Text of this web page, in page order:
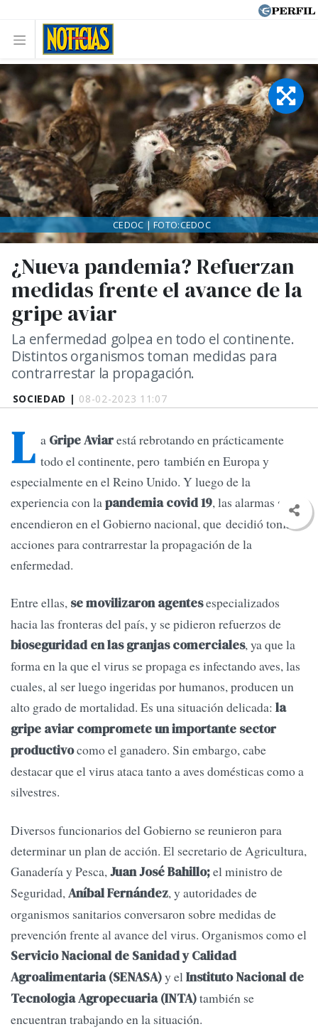
SOCIEDAD | 08-02-2023 11:07
¿Nueva pandemia? Refuerzan
medidas frente el avance de la
gripe aviar
La enfermedad golpea en todo el continente.
Distintos organismos toman medidas para
contrarrestar la propagación.
CEDOC | FOTO:CEDOC
L a Gripe Aviarestá rebrotando en prácticamente
todo el continente, pero también en Europa y
especialmente en el Reino Unido. Y luego de la
experiencia con lapandemia covid 19, las alarmas se
encendieron en el Gobierno nacional, que decidió tomar
acciones para contrarrestar la propagación de la
enfermedad.
Entre ellas, se movilizaron agentesespecializados
hacia las fronteras del país, y se pidieron refuerzos de
bioseguridad en las granjas comerciales, ya que la
forma en la que el virus se propaga es infectando aves, las
cuales, al ser luego ingeridas por humanos, producen un
alto grado de mortalidad. Es una situación delicada: la
gripe aviar compromete un importante sector
productivocomo el ganadero. Sin embargo, cabe
destacar que el virus ataca tanto a aves domésticas como a
silvestres.
Diversos funcionarios del Gobierno se reunieron para
determinar un plan de acción. El secretario de Agricultura,
Ganadería y Pesca,Juan José Bahillo;el ministro de
Seguridad,Aníbal Fernández, y autoridades de
organismos sanitarios conversaron sobre medidas de
prevención frente al avance del virus. Organismos como el
Servicio Nacional de Sanidad y Calidad
Agroalimentaria (SENASA)y elInstituto Nacional de
Tecnologia Agropecuaria (INTA)también se
encuentran trabajando en la situación.